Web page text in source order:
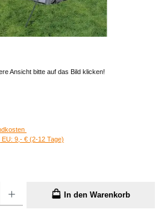
Ansicht bitte auf das Bild klicken!
EU: 9,- € (2-12 Tage)
In den Warenkorb